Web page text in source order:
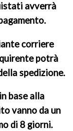
avverrà
corriere
potrà
spedizione.
base alla
vanno da un
di 8 giorni.